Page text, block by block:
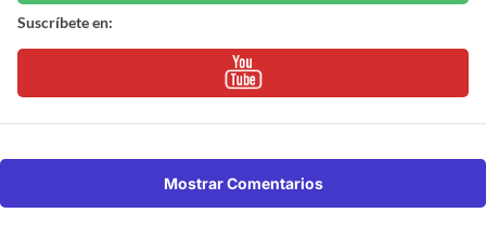
Suscríbete en:
Mostrar Comentarios